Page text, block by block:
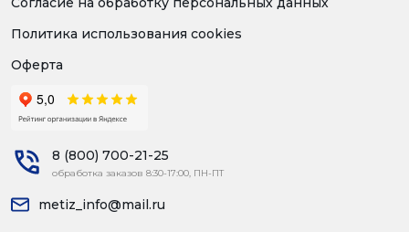
Политика использования cookies
Оферта
8 (800) 700-21-25
обработка заказов 8:30-17:00, ПН-ПТ
metiz_info@mail.ru